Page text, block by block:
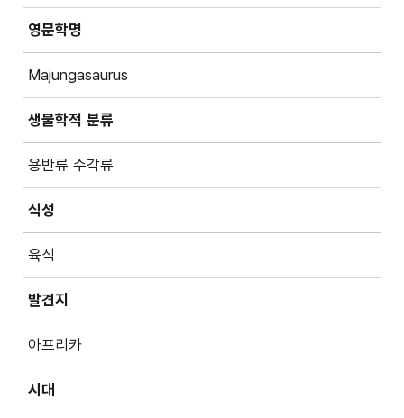
영문학명
Majungasaurus
생물학적 분류
용반류 수각류
식성
육식
발견지
아프리카
시대